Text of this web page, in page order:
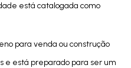
está catalogada como
para venda ou construção
e está preparado para ser um